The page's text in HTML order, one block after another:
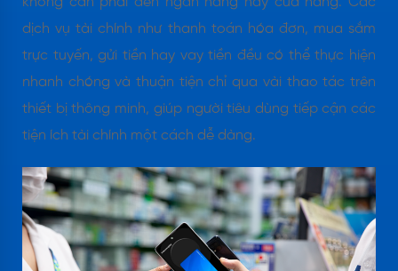
dịch vụ tài chính như thanh toán hóa đơn, mua sắm
trực tuyến, gửi tiền hay vay tiền đều có thể thực hiện
nhanh chóng và thuận tiện chỉ qua vài thao tác trên
thiết bị thông minh, giúp người tiêu dùng tiếp cận các
tiện ích tài chính một cách dễ dàng.